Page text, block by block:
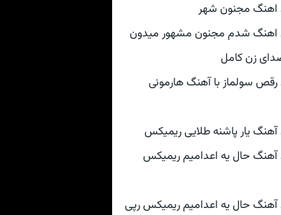
اهنگ مجنون شهر
اهنگ شدم مجنون مشهور میدون
زن کامل
رقص سولماز با آهنگ هارمونی
آهنگ یار پاشنه طلایی ریمیکس
آهنگ حال یه اعدامیم ریمیکس
آهنگ حال یه اعدامیم ریمیکس رپی